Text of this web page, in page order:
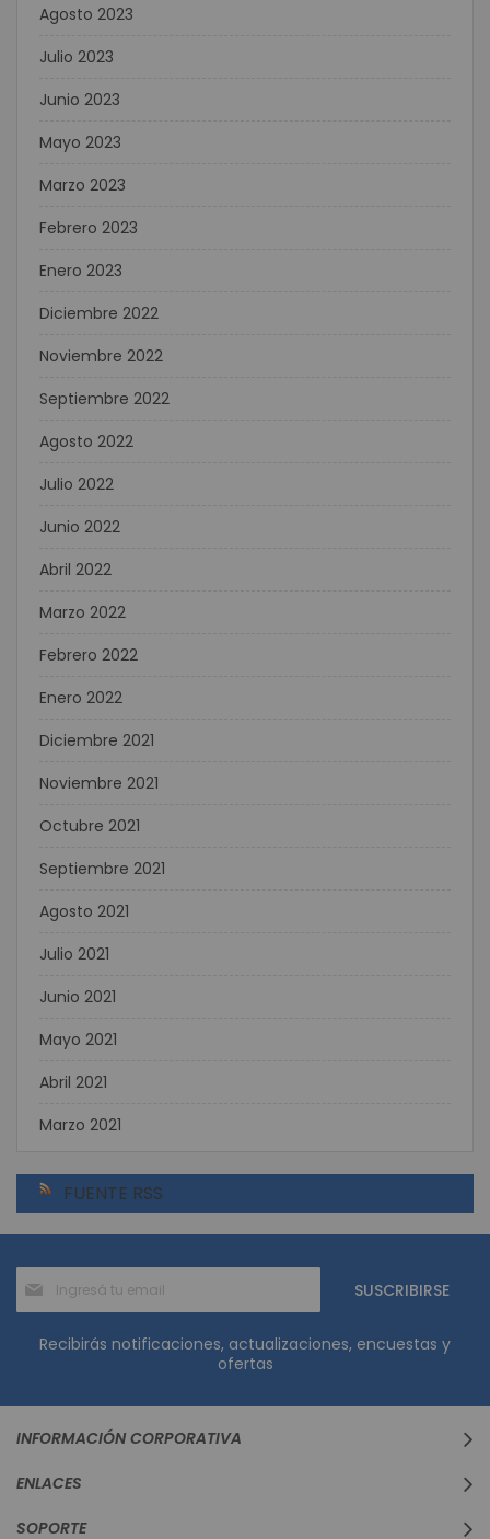
Agosto 2023
Julio 2023
Junio 2023
Mayo 2023
Marzo 2023
Febrero 2023
Enero 2023
Diciembre 2022
Noviembre 2022
Septiembre 2022
Agosto 2022
Julio 2022
Junio 2022
Abril 2022
Marzo 2022
Febrero 2022
Enero 2022
Diciembre 2021
Noviembre 2021
Octubre 2021
Septiembre 2021
Agosto 2021
Julio 2021
Junio 2021
Mayo 2021
Abril 2021
Marzo 2021
FUENTE RSS
al
boletín
informativo:
SUSCRIBIRSE
Recibirás notificaciones, actualizaciones, encuestas y
ofertas
INFORMACIÓN CORPORATIVA
ENLACES
SOPORTE